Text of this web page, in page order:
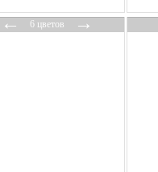
←6 цветов→